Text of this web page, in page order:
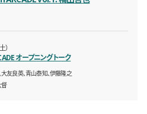
）
オープニングトーク
大友良英、青山泰知、伊藤隆之
督